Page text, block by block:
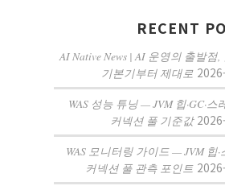
RECENT
AI Native News | AI 운영의 출발점,
기본기부터 제대로
WAS 성능 튜닝 — JVM 힙·GC·스
커넥션 풀 기준값
WAS 모니터링 가이드 — JVM 힙·
커넥션 풀 관측 포인트